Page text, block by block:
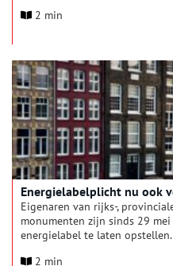
donaties voor de restauratie.
2 min
Energielabelplicht nu ook
Eigenaren van rijks-,
monumenten zijn sinds 29
energielabel te laten
2 min